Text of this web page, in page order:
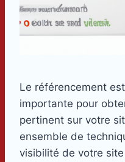
Le référencement
importante pour
pertinent sur votre
ensemble de
visibilité de votre